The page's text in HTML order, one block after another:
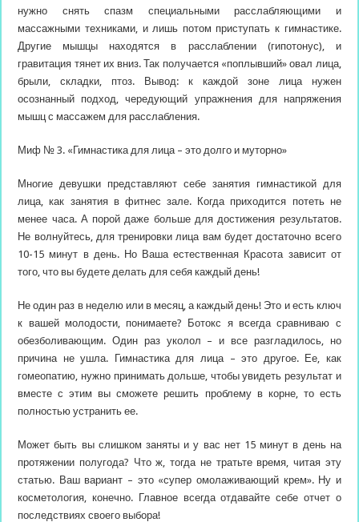
нужно снять спазм специальными расслабляющими и
массажными техниками, и лишь потом приступать к гимнастике.
Другие мышцы находятся в расслаблении (гипотонус), и
гравитация тянет их вниз. Так получается «поплывший» овал лица,
брыли, складки, птоз. Вывод: к каждой зоне лица нужен
осознанный подход, чередующий упражнения для напряжения
мышц с массажем для расслабления.
Миф № 3. «Гимнастика для лица – это долго и муторно»
Многие девушки представляют себе занятия гимнастикой для
лица, как занятия в фитнес зале. Когда приходится потеть не
менее часа. А порой даже больше для достижения результатов.
Не волнуйтесь, для тренировки лица вам будет достаточно всего
10-15 минут в день. Но Ваша естественная Красота зависит от
того, что вы будете делать для себя каждый день!
Не один раз в неделю или в месяц, а каждый день! Это и есть ключ
к вашей молодости, понимаете? Ботокс я всегда сравниваю с
обезболивающим. Один раз уколол – и все разгладилось, но
причина не ушла. Гимнастика для лица – это другое. Ее, как
гомеопатию, нужно принимать дольше, чтобы увидеть результат и
вместе с этим вы сможете решить проблему в корне, то есть
полностью устранить ее.
Может быть вы слишком заняты и у вас нет 15 минут в день на
протяжении полугода? Что ж, тогда не тратьте время, читая эту
статью. Ваш вариант – это «супер омолаживающий крем». Ну и
косметология, конечно. Главное всегда отдавайте себе отчет о
последствиях своего выбора!